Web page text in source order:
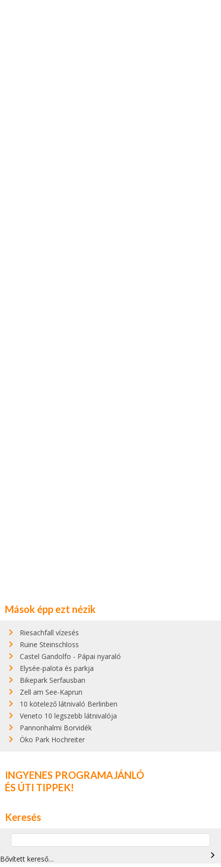
Mások épp ezt nézik
Riesachfall vízesés
Ruine Steinschloss
Castel Gandolfo - Pápai nyaraló
Elysée-palota és parkja
Bikepark Serfausban
Zell am See-Kaprun
10 kötelező látnivaló Berlinben
Veneto 10 legszebb látnivalója
Pannonhalmi Borvidék
Öko Park Hochreiter
INGYENES PROGRAMAJÁNLÓ
ÉS ÚTI TIPPEK!
Keresés
Bővített kereső… navigate_next